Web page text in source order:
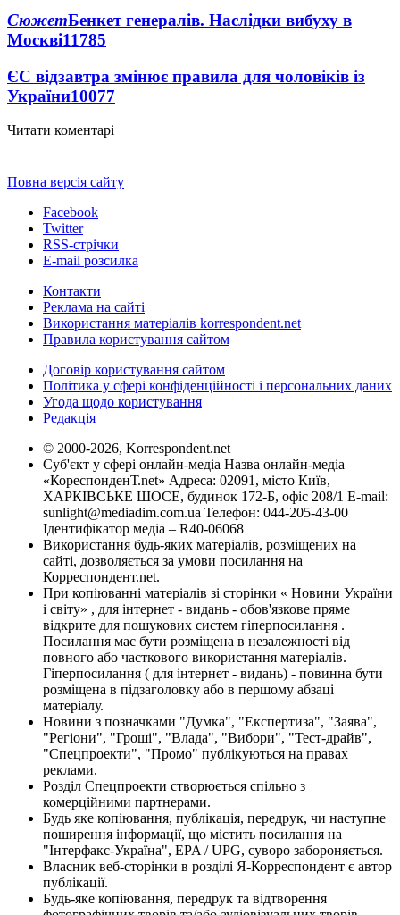
СюжетБенкет генералів. Наслідки вибуху в
Москві11785
ЄС відзавтра змінює правила для чоловіків із
України10077
Читати коментарі
Повна версія сайту
Facebook
Twitter
RSS-стрічки
E-mail розсилка
Контакти
Реклама на сайті
Використання матеріалів korrespondent.net
Правила користування сайтом
Договір користування сайтом
Політика у сфері конфіденційності і персональних даних
Угода щодо користування
Редакція
© 2000-2026, Korrespondent.net
Суб'єкт у сфері онлайн-медіа Назва онлайн-медіа –
«КореспонденТ.net» Адреса: 02091, місто Київ,
ХАРКІВСЬКЕ ШОСЕ, будинок 172-Б, офіс 208/1 E-mail:
sunlight@mediadim.com.ua Телефон: 044-205-43-00
Ідентифікатор медіа – R40-06068
Використання будь-яких матеріалів, розміщених на
сайті, дозволяється за умови посилання на
Корреспондент.net.
При копіюванні матеріалів зі сторінки « Новини України
і світу» , для інтернет - видань - обов'язкове пряме
відкрите для пошукових систем гіперпосилання .
Посилання має бути розміщена в незалежності від
повного або часткового використання матеріалів.
Гіперпосилання ( для інтернет - видань) - повинна бути
розміщена в підзаголовку або в першому абзаці
матеріалу.
Новини з позначками "Думка", "Експертиза", "Заява",
"Регіони", "Гроші", "Влада", "Вибори", "Тест-драйв",
"Спецпроекти", "Промо" публікуються на правах
реклами.
Розділ Спецпроекти створюється спільно з
комерційними партнерами.
Будь яке копіювання, публікація, передрук, чи наступне
поширення інформації, що містить посилання на
"Інтерфакс-Україна", EPA / UPG, суворо забороняється.
Власник веб-сторінки в розділі Я-Корреспондент є автор
публікації.
Будь-яке копіювання, передрук та відтворення